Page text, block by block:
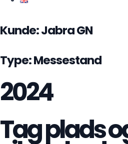
Kunde:Jabra GN
Type: Messestand
2024
Tag plads